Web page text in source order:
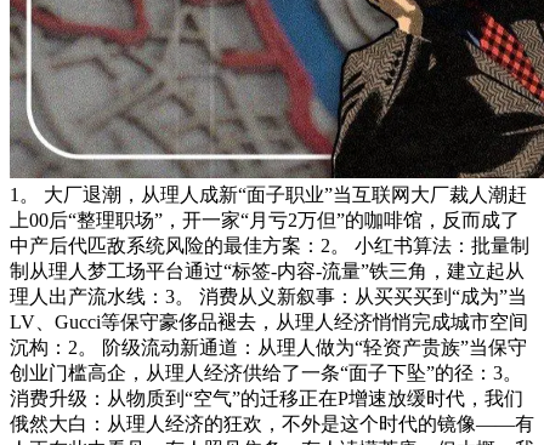
1。 大厂退潮，从理人成新“面子职业”当互联网大厂裁人潮赶
上00后“整理职场”，开一家“月亏2万但”的咖啡馆，反而成了
中产后代匹敌系统风险的最佳方案：2。 小红书算法：批量制
制从理人梦工场平台通过“标签-内容-流量”铁三角，建立起从
理人出产流水线：3。 消费从义新叙事：从买买买到“成为”当
LV、Gucci等保守豪侈品褪去，从理人经济悄悄完成城市空间
沉构：2。 阶级流动新通道：从理人做为“轻资产贵族”当保守
创业门槛高企，从理人经济供给了一条“面子下坠”的径：3。
消费升级：从物质到“空气”的迁移正在P增速放缓时代，我们
俄然大白：从理人经济的狂欢，不外是这个时代的镜像——有